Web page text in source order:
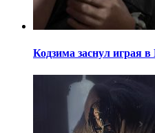
Кодзима заснул играя